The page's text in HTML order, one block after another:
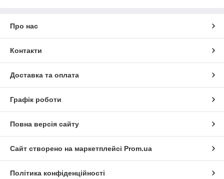
Про нас
Контакти
Доставка та оплата
Графік роботи
Повна версія сайту
Сайт створено на маркетплейсі Prom.ua
Політика конфіденційності